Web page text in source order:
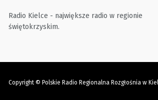
Radio Kielce - największe radio w regionie
świętokrzyskim.
Copyright © Polskie Radio Regionalna Rozgłośnia w